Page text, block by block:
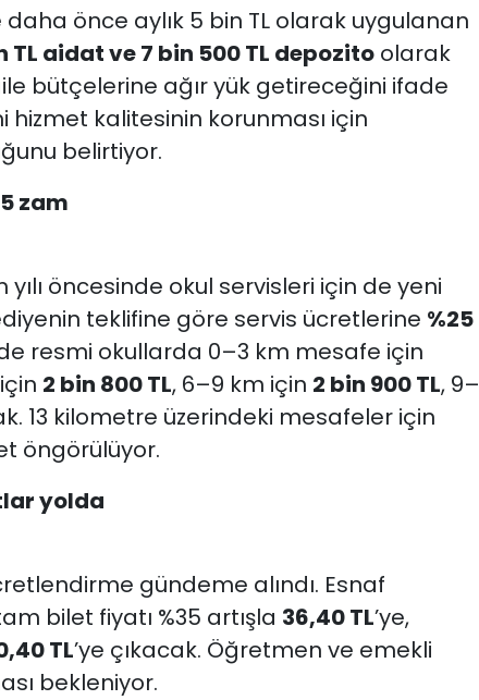
önce aylık 5 bin TL olarak uygulanan
TL aidat ve 7 bin 500 TL depozitoolarak
bütçelerine ağır yük getireceğini ifade
kalitesinin korunması için
belirtiyor.
zam
öncesinde okul servisleri için de yeni
teklifine göre servis ücretlerine %25
resmi okullarda 0–3 km mesafe için
2 bin 800 TL, 6–9 km için 2 bin 900 TL, 9–
13 kilometre üzerindeki mesafeler için
öngörülüyor.
yolda
gündeme alındı. Esnaf
bilet fiyatı %35 artışla 36,40 TL’ye,
TL’ye çıkacak. Öğretmen ve emekli
bekleniyor.